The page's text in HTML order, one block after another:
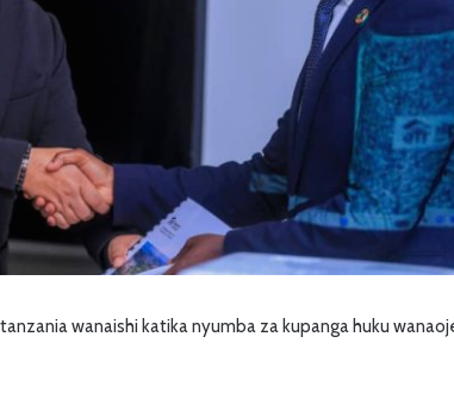
wanaishi katika nyumba za kupanga huku